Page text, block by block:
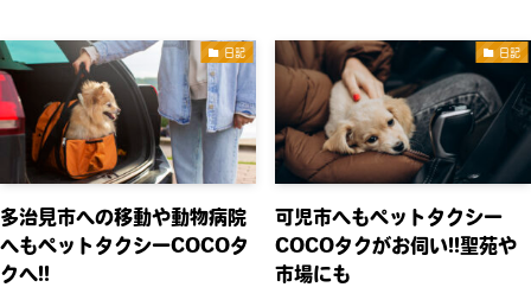
日記
多治見市への移動や動物病院
へもペットタクシーCOCOタ
クへ!!
日記
可児市へもペットタクシー
COCOタクがお伺い!!聖苑や
市場にも